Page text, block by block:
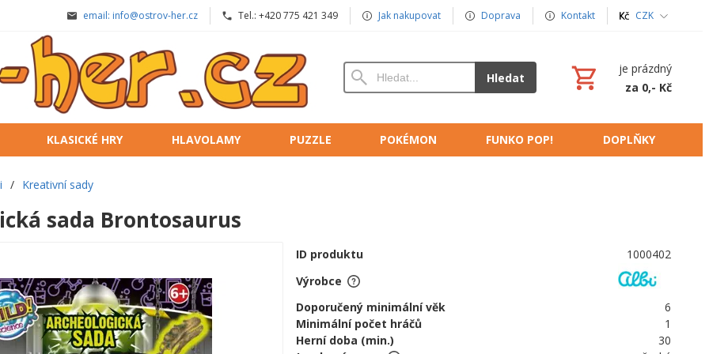
email: info@ostrov-her.cz Tel.: +420 775 421 349 Jak nakupovat Doprava Kontakt CZK
Hledat
je prázdný
za 0,- Kč
KLASICKÉ HRY HLAVOLAMY PUZZLE POKÉMON FUNKO POP! DOPLŇKY
/ Kreativní sady
sada Brontosaurus
ID produktu
1000402
Výrobce
Doporučený minimální věk
6
Minimální počet hráčů
1
Herní doba (min.)
30